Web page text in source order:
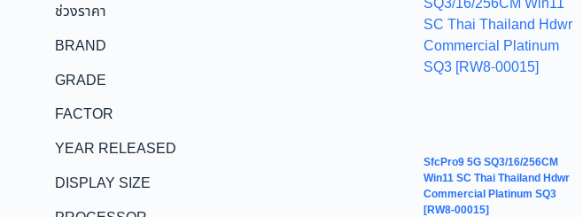
ช่วงราคา
BRAND
GRADE
FACTOR
YEAR RELEASED
DISPLAY SIZE
SfcPro9 5G SQ3/16/256CM
Win11 SC Thai Thailand Hdwr
Commercial Platinum SQ3
[RW8-00015]